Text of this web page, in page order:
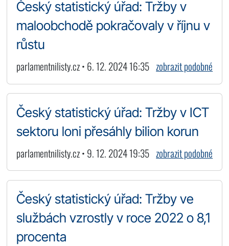
Český statistický úřad: Tržby v
maloobchodě pokračovaly v říjnu v
růstu
parlamentnilisty.cz • 6. 12. 2024 16:35 zobrazit podobné
Český statistický úřad: Tržby v ICT
sektoru loni přesáhly bilion korun
parlamentnilisty.cz • 9. 12. 2024 19:35 zobrazit podobné
Český statistický úřad: Tržby ve
službách vzrostly v roce 2022 o 8,1
procenta